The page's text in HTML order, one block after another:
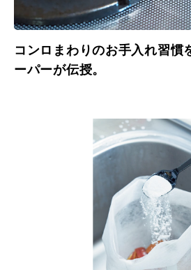
コンロまわりのお手入れ習慣
ーパーが伝授。